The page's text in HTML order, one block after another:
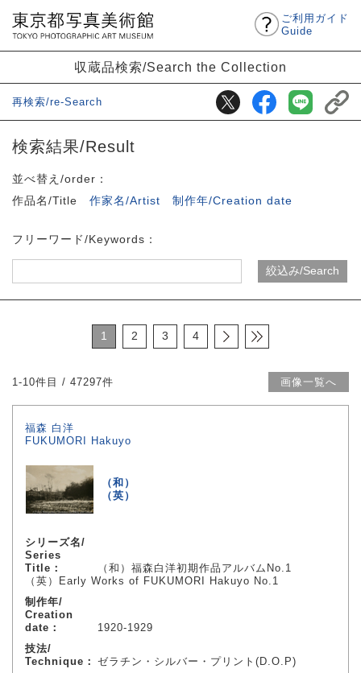
ご利用ガイド
Guide
収蔵品検索/Search the Collection
再検索/re-Search
検索結果/Result
並べ替え/order：
作品名/Title
作家名/Artist 制作年/Creation date
フリーワード/Keywords：
1 2 3 4
1-10件目 / 47297件 画像一覧へ
福森 白洋
FUKUMORI Hakuyo
（和）
（英）
シリーズ名/
Series
Title：
（和）福森白洋初期作品アルバムNo.1
（英）Early Works of FUKUMORI Hakuyo No.1
制作年/
Creation
date：
1920-1929
技法/
Technique： ゼラチン・シルバー・プリント(D.O.P)